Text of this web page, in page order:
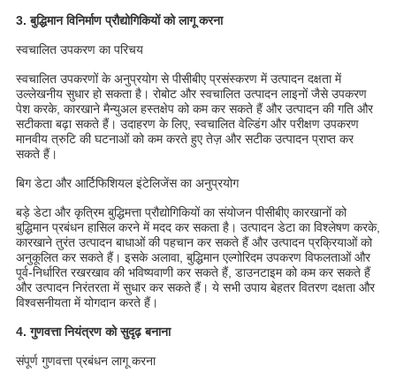
3. बुद्धिमान विनिर्माण प्रौद्योगिकियों को लागू करना
स्वचालित उपकरण का परिचय
स्वचालित उपकरणों के अनुप्रयोग से पीसीबीए प्रसंस्करण में उत्पादन दक्षता में
उल्लेखनीय सुधार हो सकता है। रोबोट और स्वचालित उत्पादन लाइनों जैसे उपकरण
पेश करके, कारखाने मैन्युअल हस्तक्षेप को कम कर सकते हैं और उत्पादन की गति और
सटीकता बढ़ा सकते हैं। उदाहरण के लिए, स्वचालित वेल्डिंग और परीक्षण उपकरण
मानवीय त्रुटि की घटनाओं को कम करते हुए तेज़ और सटीक उत्पादन प्राप्त कर
सकते हैं।
बिग डेटा और आर्टिफिशियल इंटेलिजेंस का अनुप्रयोग
बड़े डेटा और कृत्रिम बुद्धिमत्ता प्रौद्योगिकियों का संयोजन पीसीबीए कारखानों को
बुद्धिमान प्रबंधन हासिल करने में मदद कर सकता है। उत्पादन डेटा का विश्लेषण करके,
कारखाने तुरंत उत्पादन बाधाओं की पहचान कर सकते हैं और उत्पादन प्रक्रियाओं को
अनुकूलित कर सकते हैं। इसके अलावा, बुद्धिमान एल्गोरिदम उपकरण विफलताओं और
पूर्व-निर्धारित रखरखाव की भविष्यवाणी कर सकते हैं, डाउनटाइम को कम कर सकते हैं
और उत्पादन निरंतरता में सुधार कर सकते हैं। ये सभी उपाय बेहतर वितरण दक्षता और
विश्वसनीयता में योगदान करते हैं।
4. गुणवत्ता नियंत्रण को सुदृढ़ बनाना
संपूर्ण गुणवत्ता प्रबंधन लागू करना